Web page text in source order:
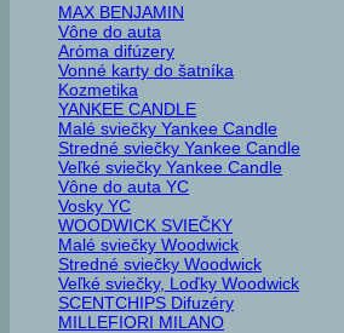
MAX BENJAMIN
Vône do auta
Aróma difúzery
Vonné karty do šatníka
Kozmetika
YANKEE CANDLE
Malé sviečky Yankee Candle
Stredné sviečky Yankee Candle
Veľké sviečky Yankee Candle
Vône do auta YC
Vosky YC
WOODWICK SVIEČKY
Malé sviečky Woodwick
Stredné sviečky Woodwick
Veľké sviečky, Loďky Woodwick
SCENTCHIPS Difuzéry
MILLEFIORI MILANO